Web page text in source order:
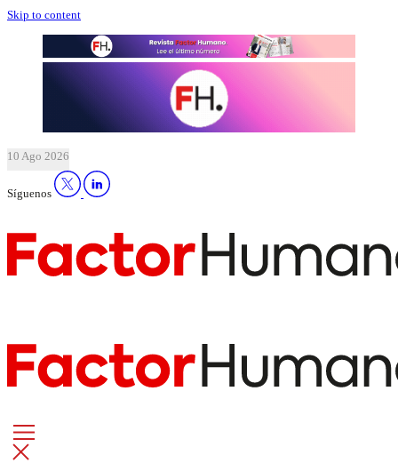
Skip to content
10 Ago 2026
Síguenos